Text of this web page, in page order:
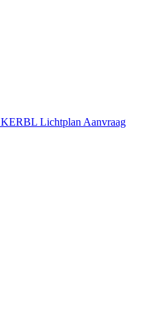
KERBL Lichtplan Aanvraag